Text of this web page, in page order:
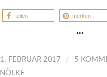
teilen merken
…
1. FEBRUAR 2017 / 5
NÖLKE